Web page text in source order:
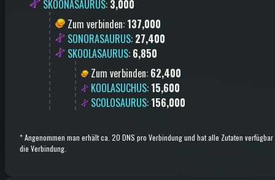
SKOONASAURUS: 3,000
Zum verbinden: 137,000
SONORASAURUS: 27,400
SKOOLASAURUS: 6,850
Zum verbinden: 62,400
KOOLASUCHUS: 15,600
SCOLOSAURUS: 156,000
*Angenommen man erhält ca. 20 DNS pro Verbindung und hat alle Zutaten
die Verbindung.